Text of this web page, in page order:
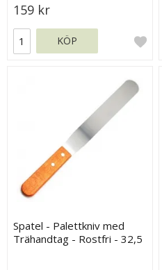
159 kr
KÖP
Spatel - Palettkniv med
Trähandtag - Rostfri - 32,5